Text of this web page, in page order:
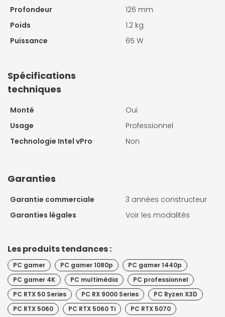
Profondeur
126 mm
Poids
1.2 kg
Puissance
65 W
Spécifications
techniques
Monté
Oui
Usage
Professionnel
Technologie Intel vPro
Non
Garanties
Garantie commerciale
3 années constructeur
Garanties légales
Voir les modalités
Les produits tendances :
PC gamer PC gamer 1080p
PC gamer 1440p
PC gamer 4K
PC multimédia
PC professionnel
PC RTX 50 Series
PC RX 9000 Series
PC Ryzen X3D
PC RTX 5060
PC RTX 5060 Ti PC RTX 5070